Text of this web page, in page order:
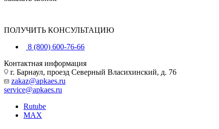
ПОЛУЧИТЬ КОНСУЛЬТАЦИЮ
8 (800) 600-76-66
Контактная информация
г. Барнаул, проезд Северный Власихинский, д. 76
zakaz@apkaes.ru
service@apkaes.ru
Rutube
MAX